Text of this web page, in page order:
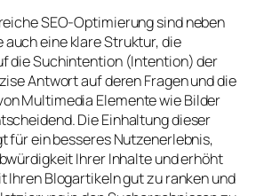
SEO-Optimierung sind neben
auch eine klare Struktur, die
die Suchintention (Intention) der
Antwort auf deren Fragen und die
Multimedia Elemente wie Bilder
Die Einhaltung dieser
für ein besseres Nutzenerlebnis,
Ihrer Inhalte und erhöht
Ihren Blogartikeln gut zu ranken und